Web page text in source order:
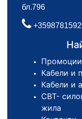
бл.796
Промоции
Кабели и
Кабели и
СВТ-
жила